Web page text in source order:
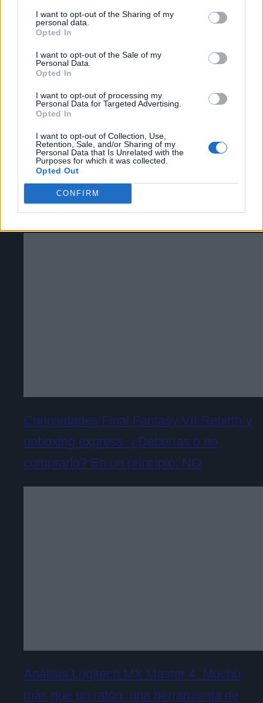
recopilación y uso de datos en nuestra Política de
Privacidad.
terceros por nuestra parte, utilice la siguiente opción de
exclusión y confirme su selección. Tenga en cuenta que
después de que se procese su solicitud de exclusión, es
posible que continúe viendo anuncios basados en intereses
basados en la información personal utilizada por nosotros o
en información personal divulgada a terceros antes de su
Puede optar por no participar en la divulgación adicional de
su información personal por parte de terceros en la Lista de
participantes intermedios de la IAB.
I want to opt-out of the Sharing of my
personal data.
Opted In
I want to opt-out of the Sale of my
Personal Data.
Opted In
I want to opt-out of processing my
Personal Data for Targeted Advertising.
Opted In
I want to opt-out of Collection, Use,
Retention, Sale, and/or Sharing of my
Personal Data that Is Unrelated with the
Purposes for which it was collected.
Opted Out
CONFIRM
Todos los códigos de desbloqueo de skins
Rodriguez, Pazos64, Rangugamer y
muchos más)
Curiosidades Final Fantasy VII Rebirth y
unboxing express. ¿Deberías o no
comprarlo? En un principio: NO
Análisis Logitech MX Master 4. Mucho
más que un ratón: una herramienta de